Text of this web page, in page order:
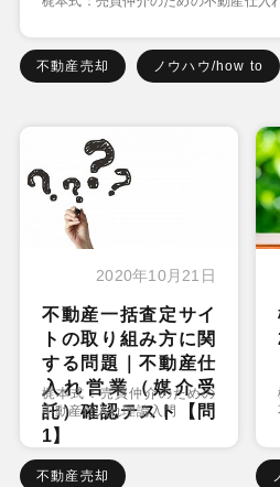
不動産売却 ノウハウ/how to
2020年10月21日
不動産一括査定サイ
トの取り組み方に関
する問題｜不動産仕
入れ営業（媒介受
託）確認テスト【問
1】
梶本式：売買仲介のための
不動産仕入れ理論入門
不動産売却